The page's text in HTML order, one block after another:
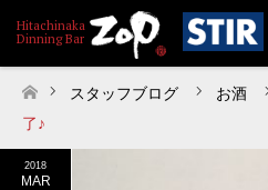
ホーム
スタッフブログ お酒
了♪
2018
MAR